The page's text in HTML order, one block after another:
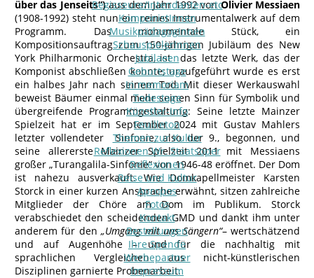
Regisseure/Intendanten-etc
KomponistInnen
MusikpädagogInnen
SchauspielerInnen
Jubilaeen
Geburtstage
In memoriam
Todestage
Künstler-Info
Feuilleton
Themen zur Kultur
Reflexionen Wr. Staatsoper
Reflexionen
Reise und Kultur
Apropos
Fotos
Kontakt
Bestellungen
Ihre Spende
Werbepartner
Impressum
über das Jenseits“)aus dem Jahr 1992 vonOlivier Messiaen
(1908-1992) steht nun ein reines Instrumentalwerk auf dem
Programm. Das monumentale Stück, ein
Kompositionsauftrag zum 150-jährigen Jubiläum des New
York Philharmonic Orchestra, ist das letzte Werk, das der
Komponist abschließen konnte; uraufgeführt wurde es erst
ein halbes Jahr nach seinem Tod. Mit dieser Werkauswahl
beweist Bäumer einmal mehr seinen Sinn für Symbolik und
übergreifende Programmgestaltung: Seine letzte Mainzer
Spielzeit hat er im September 2024 mit Gustav Mahlers
letzter vollendeter Sinfonie, also der 9., begonnen, und
seine allererste Mainzer Spielzeit 2011 mit Messiaens
großer „Turangalila-Sinfonie“ von 1946-48 eröffnet. Der Dom
ist nahezu ausverkauft. Wie Domkapellmeister Karsten
Storck in einer kurzen Ansprache erwähnt, sitzen zahlreiche
Mitglieder der Chöre am Dom im Publikum. Storck
verabschiedet den scheidenden GMD und dankt ihm unter
anderem für den„Umgang mit uns Sängern“– wertschätzend
und auf Augenhöhe – und für die nachhaltig mit
sprachlichen Vergleichen aus nicht-künstlerischen
Disziplinen garnierte Probenarbeit.